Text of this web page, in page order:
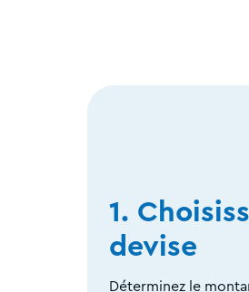
1.
devise
Déterminez le